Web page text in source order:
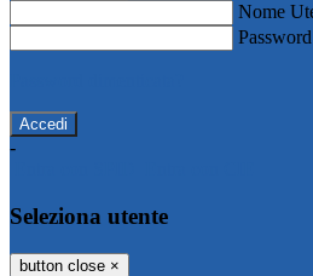
Nome
Password
-
Seleziona utente
button close ×